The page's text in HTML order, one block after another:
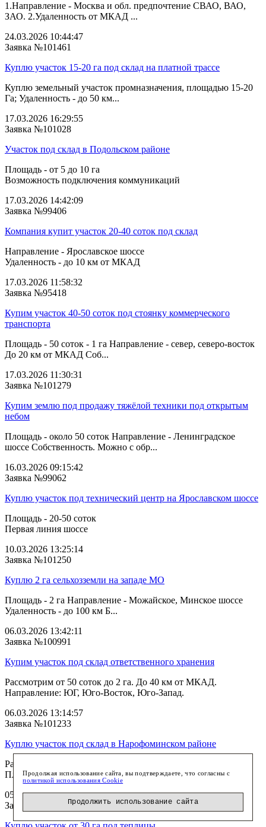
1.Направление - Москва и обл. предпочтение СВАО, ВАО,
ЗАО. 2.Удаленность от МКАД ...
24.03.2026 10:44:47
Заявка №101461
Куплю участок 15-20 га под склад на платной трассе
Куплю земельный участок промназначения, площадью 15-20
Га; Удаленность - до 50 км...
17.03.2026 16:29:55
Заявка №101028
Участок под склад в Подольском районе
Площадь - от 5 до 10 га
Возможность подключения коммуникаций
17.03.2026 14:42:09
Заявка №99406
Компания купит участок 20-40 соток под склад
Направление - Ярославское шоссе
Удаленность - до 10 км от МКАД
17.03.2026 11:58:32
Заявка №95418
Купим участок 40-50 соток под стоянку коммерческого
транспорта
Площадь - 50 соток - 1 га Направление - север, северо-восток
До 20 км от МКАД Соб...
17.03.2026 11:30:31
Заявка №101279
Купим землю под продажу тяжёлой техники под открытым
небом
Площадь - около 50 соток Направление - Ленинградское
шоссе Собственность. Можно с обр...
16.03.2026 09:15:42
Заявка №99062
Куплю участок под технический центр на Ярославском шоссе
Площадь - 20-50 соток
Первая линия шоссе
10.03.2026 13:25:14
Заявка №101250
Куплю 2 га сельхозземли на западе МО
Площадь - 2 га Направление - Можайское, Минское шоссе
Удаленность - до 100 км Б...
06.03.2026 13:42:11
Заявка №100991
Купим участок под склад ответственного хранения
Рассмотрим от 50 соток до 2 га. До 40 км от МКАД.
Направление: ЮГ, Юго-Восток, Юго-Запад.
06.03.2026 13:14:57
Заявка №101233
Куплю участок под склад в Нарофоминском районе
Рассматриваем Апрелевку, Нара, Нарофоминский район.
Площадь до 1 га. Промземля. Хо...
05.03.2026 13:33:46
Заявка №100753
Продолжая использование сайта, вы подтверждаете, что согласны с
политикой использования Cookie
Продолжить использование сайта